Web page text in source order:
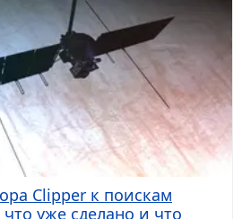
Clipper к поискам
уже сделано и что